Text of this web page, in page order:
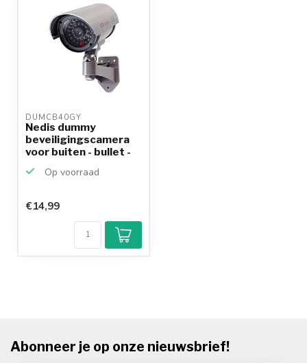
DUMCB40GY
Nedis dummy
beveiligingscamera
voor buiten - bullet -
Op voorraad
€14,99
Abonneer je op onze nieuwsbrief!